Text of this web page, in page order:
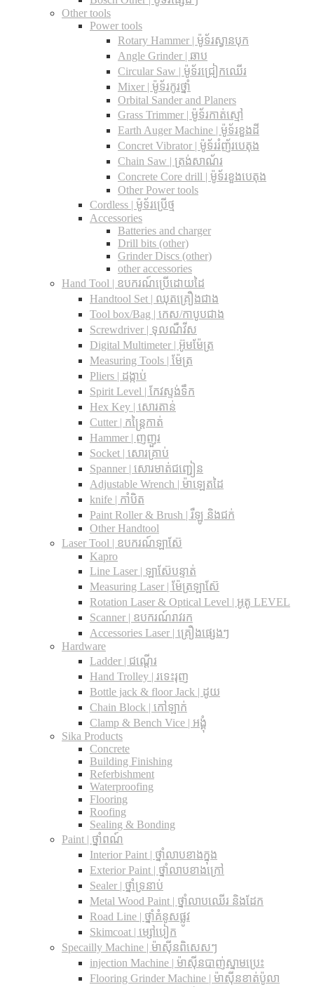
Other tools
Power tools
Rotary Hammer | ម៉ូទ័រស្វានបុក
Angle Grinder | ឆាប
Circular Saw​ | ម៉ូទ័រជ្រៀកឈើរ
Mixer | ម៉ូទ័រកូរថ្នាំ
Orbital Sander and Planers
Grass Trimmer | ម៉ូទ័រកាត់ស្មៅ
Earth Auger Machine | ម៉ូទ័រខួងដី
Concret Vibrator | ម៉ូទ័ររំញ័របេតុង
Chain Saw | ត្រង់សាណ័រ
Concrete Core drill | ម៉ូទ័រខួងបេតុង
Other Power tools
Cordless​ | ម៉ូទ័រប្រើថ្ម
Accessories
Batteries and charger
Drill bits (other)
Grinder Discs (other)
other accessories
Hand Tool | ឧបករណ៍ប្រើដោយដៃ
Handtool Set | ឈុតគ្រឿងជាង
Tool box/Bag | កេស/កាបូបជាង
Screwdriver | ទុលណឺវីស
Digital Multimeter | អ៊ូមម៉ែត្រ
Measuring Tools | ម៉ែត្រ
Pliers | ដង្កាប់
Spirit Level | កែវស្ទង់ទឹក
Hex Key | សោរតាន់
Cutter | កន្រ្តៃកាត់
Hammer | ញញួរ
Socket | សោរគ្រាប់
Spanner |​ សោរមាត់ជញ្ជៀន
Adjustable Wrench |​ ម៉ាឡេតដៃ
knife | កាំបិត
Paint Roller & Brush | រឺឡូ និងជក់
Other Handtool
Laser Tool | ឧបករណ៍ឡាស៊ែ
Kapro
Line Laser | ឡាស៊ែបន្ទាត់
Measuring Laser | ម៉ែត្រឡាស៊ែ
Rotation Laser & Optical Level | អូតូ LEVEL
Scanner | ឧបករណ៍រាវរក
Accessories Laser | គ្រឿងផ្សេងៗ
Hardware
Ladder | ជណ្តើរ
Hand Trolley | រទេះរុញ
Bottle jack & floor Jack​ | ដូយ
Chain Block | កៅឡាក់
Clamp & Bench Vice | អង្គុំ
Sika Products
Concrete
Building Finishing
Referbishment
Waterproofing
Flooring
Roofing
Sealing & Bonding
Paint | ថ្នាំពណ៍
Interior Paint | ថ្នាំលាបខាងក្នុង
Exterior Paint | ថ្នាំលាបខាងក្រៅ
Sealer | ថ្នាំទ្រនាប់
Metal Wood Paint | ថ្នាំលាបឈើរ និងដែក
Road Line | ថ្នាំគំនូសផ្លូវ
Skimcoat | ម្សៅបៀក
Specailly Machine | ម៉ាស៊ីនពិសេសៗ
injection Machine | ម៉ាស៊ីនបាញ់ស្នាមប្រេះ
Flooring Grinder Machine | ម៉ាស៊ីនខាត់ប៉ូលា